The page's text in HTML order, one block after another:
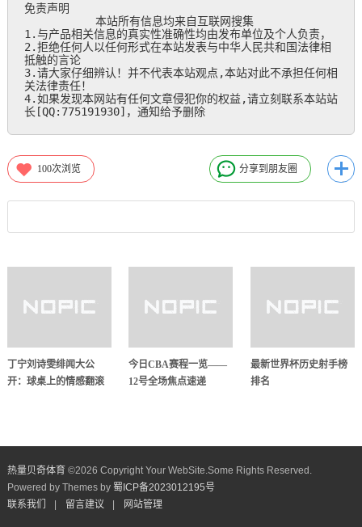
免责声明
本站所有信息均来自互联网搜集
1.与产品相关信息的真实性准确性均由发布单位及个人负责，
2.拒绝任何人以任何形式在本站发表与中华人民共和国法律相
抵触的言论
3.请大家仔细辨认！并不代表本站观点,本站对此不承担任何相
关法律责任！
4.如果发现本网站有任何文章侵犯你的权益,请立刻联系本站站
长[QQ:775191930]，通知给予删除
100次浏览 分享到朋友圈
丁宁刘诗雯绯闻大公
开：球桌上的情感翻滚
今日CBA赛程一览——
12号全场焦点速递
最新世界杯历史射手榜
排名
热量贝奇体育 ©2026 Copyright Your WebSite.Some Rights Reserved.
Powered by Themes by 蜀ICP备2023012195号
联系我们
留言建议 网站管理